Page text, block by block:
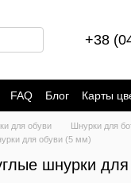
+38
FAQ Блог Карты
для обуви Шнурки для
для обуви (5 мм)
шнурки